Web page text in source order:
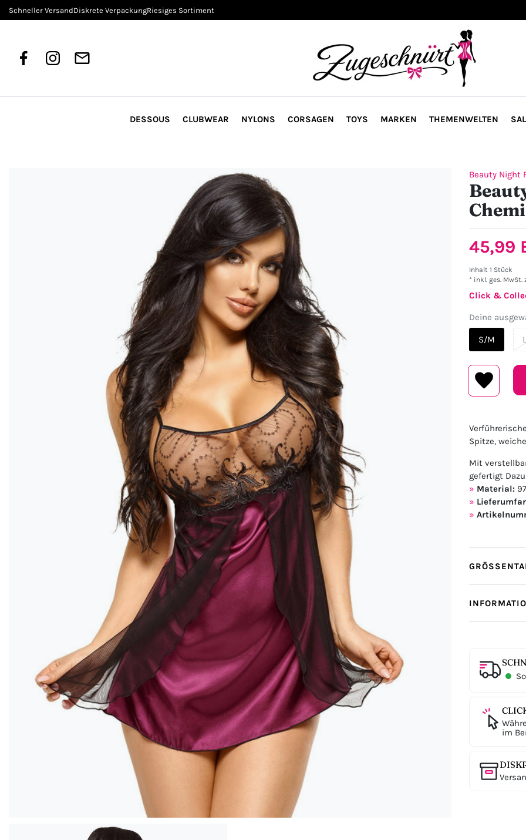
Schneller VersandDiskrete VerpackungRiesiges Sortiment
DESSOUS CLUBWEAR NYLONS CORSAGEN TOYS MARKEN THEMENWELTEN
Beauty Night
45,99
Inhalt 1 Stück
* inkl. ges. MwSt.
Click &
Deine
S/M
Spitze,
Mit
gefertigt
Material:
im